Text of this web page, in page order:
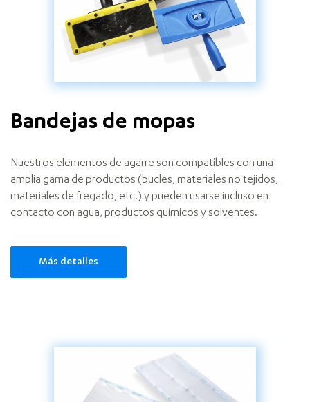
Bandejas de mopas
Nuestros elementos de agarre son compatibles con una
amplia gama de productos (bucles, materiales no tejidos,
materiales de fregado, etc.) y pueden usarse incluso en
contacto con agua, productos químicos y solventes.
Más detalles